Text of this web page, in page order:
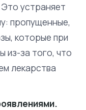
устраняет
пропущенные,
которые при
из-за того, что
лекарства